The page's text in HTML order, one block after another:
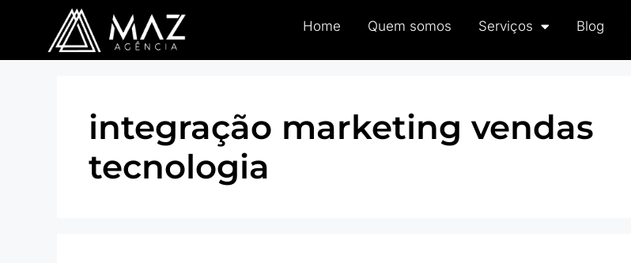
Home Quem somos Serviços Blog
integração marketing vendas
tecnologia